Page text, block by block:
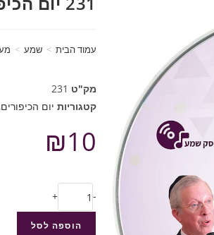
עמוד הבית > שמע >
מק"ט 231
קטגוריות יום הכיפורים
₪10
-
+
הוספה לסל